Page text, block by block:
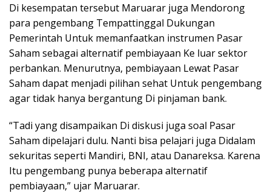
Di kesempatan tersebut Maruarar juga Mendorong
para pengembang Tempattinggal Dukungan
Pemerintah Untuk memanfaatkan instrumen Pasar
Saham sebagai alternatif pembiayaan Ke luar sektor
perbankan. Menurutnya, pembiayaan Lewat Pasar
Saham dapat menjadi pilihan sehat Untuk pengembang
agar tidak hanya bergantung Di pinjaman bank.
“Tadi yang disampaikan Di diskusi juga soal Pasar
Saham dipelajari dulu. Nanti bisa pelajari juga Didalam
sekuritas seperti Mandiri, BNI, atau Danareksa. Karena
Itu pengembang punya beberapa alternatif
pembiayaan,” ujar Maruarar.